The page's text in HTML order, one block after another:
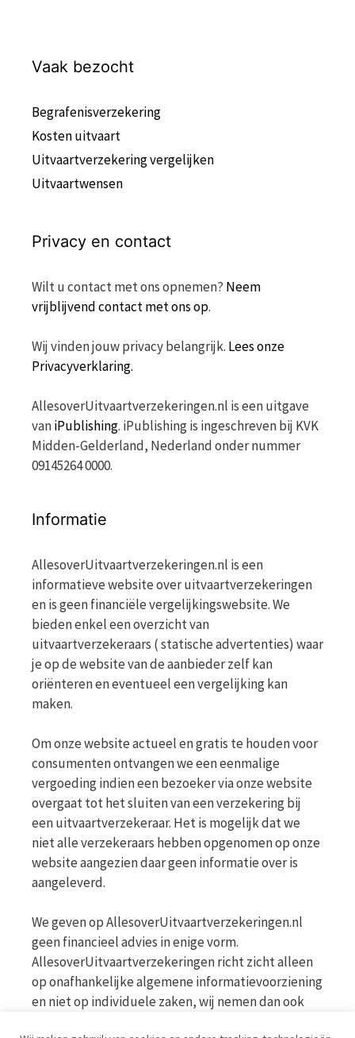
Vaak bezocht
Begrafenisverzekering
Kosten uitvaart
Uitvaartverzekering vergelijken
Uitvaartwensen
Privacy en contact
Wilt u contact met ons opnemen? Neem
vrijblijvend contact met ons op.
Wij vinden jouw privacy belangrijk. Lees onze
Privacyverklaring.
AllesoverUitvaartverzekeringen.nl is een uitgave
vaniPublishing. iPublishing is ingeschreven bij KVK
Midden-Gelderland, Nederland onder nummer
09145264 0000.
Informatie
AllesoverUitvaartverzekeringen.nl is een
informatieve website over uitvaartverzekeringen
en is geen financiële vergelijkingswebsite. We
bieden enkel een overzicht van
uitvaartverzekeraars ( statische advertenties) waar
je op de website van de aanbieder zelf kan
oriënteren en eventueel een vergelijking kan
maken.
Om onze website actueel en gratis te houden voor
consumenten ontvangen we een eenmalige
vergoeding indien een bezoeker via onze website
overgaat tot het sluiten van een verzekering bij
een uitvaartverzekeraar. Het is mogelijk dat we
niet alle verzekeraars hebben opgenomen op onze
website aangezien daar geen informatie over is
aangeleverd.
We geven op AllesoverUitvaartverzekeringen.nl
geen financieel advies in enige vorm.
AllesoverUitvaartverzekeringen richt zicht alleen
op onafhankelijke algemene informatievoorziening
en niet op individuele zaken, wij nemen dan ook